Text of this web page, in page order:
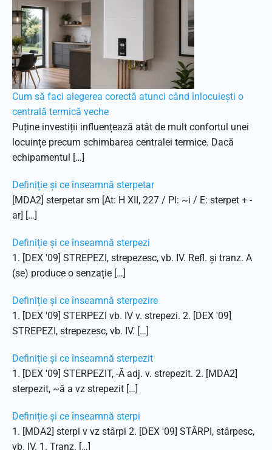
Cum să faci alegerea corectă atunci când înlocuiești o
centrală termică veche
Puține investiții influențează atât de mult confortul unei
locuințe precum schimbarea centralei termice. Dacă
echipamentul […]
Definiție și ce înseamnă sterpetar
[MDA2] sterpetar sm [At: H XII, 227 / Pl: ~i / E: sterpet + -
ar] […]
Definiție și ce înseamnă sterpezi
1. [DEX '09] STREPEZI, strepezesc, vb. IV. Refl. și tranz. A
(se) produce o senzație […]
Definiție și ce înseamnă sterpezire
1. [DEX '09] STERPEZI vb. IV v. strepezi. 2. [DEX '09]
STREPEZI, strepezesc, vb. IV. […]
Definiție și ce înseamnă sterpezit
1. [DEX '09] STERPEZIT, -Ă adj. v. strepezit. 2. [MDA2]
sterpezit, ~ă a vz strepezit […]
Definiție și ce înseamnă sterpi
1. [MDA2] sterpi v vz stârpi 2. [DEX '09] STÂRPI, stârpesc,
vb. IV. 1. Tranz. […]